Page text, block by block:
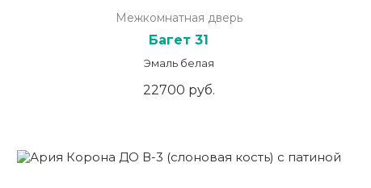
Межкомнатная дверь
Багет 31
Эмаль белая
22700 руб.